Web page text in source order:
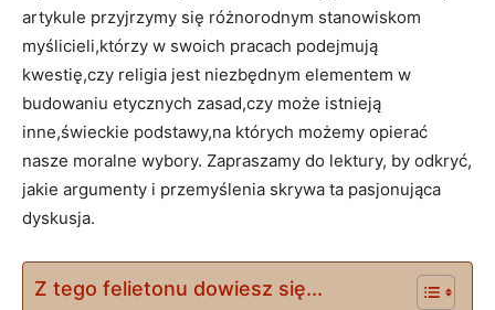
artykule przyjrzymy się różnorodnym stanowiskom
myślicieli,którzy w swoich pracach podejmują
kwestię,czy religia jest niezbędnym elementem ​w
budowaniu etycznych zasad,czy może istnieją⁣
inne,świeckie podstawy,na których możemy opierać‌
nasze moralne wybory. Zapraszamy do lektury, by⁤ odkryć,
jakie argumenty⁢ i przemyślenia skrywa ta pasjonująca
dyskusja.
Z tego felietonu dowiesz się...